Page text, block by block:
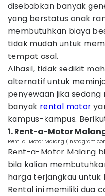
disebabkan banyak
yang berstatus anak
membutuhkan biaya
tidak mudah untuk
tempat asal.
Alhasil, tidak sedikit
alternatif untuk
penyewaan jika sedang
banyak rental motor
kampus-kampus.
1. Rent-a-Motor
Rent-a-Motor Malang
Rent-a-Motor Malang
bila kalian
harga terjangkau untuk
Rental ini memiliki dua